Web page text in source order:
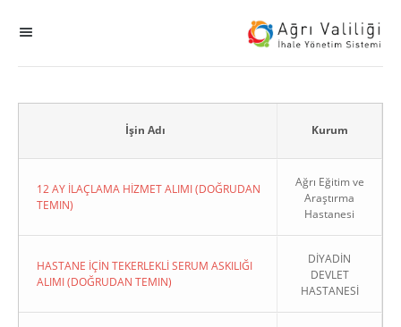
KHGB
İşin Adı Kurum
12 AY İLAÇLAMA HİZMET ALIMI (DOĞRUDAN
TEMIN)
Ağrı Eğitim ve
Araştırma
Hastanesi
HASTANE İÇİN TEKERLEKLİ SERUM ASKILIĞI
ALIMI (DOĞRUDAN TEMIN)
DİYADİN
DEVLET
HASTANESİ